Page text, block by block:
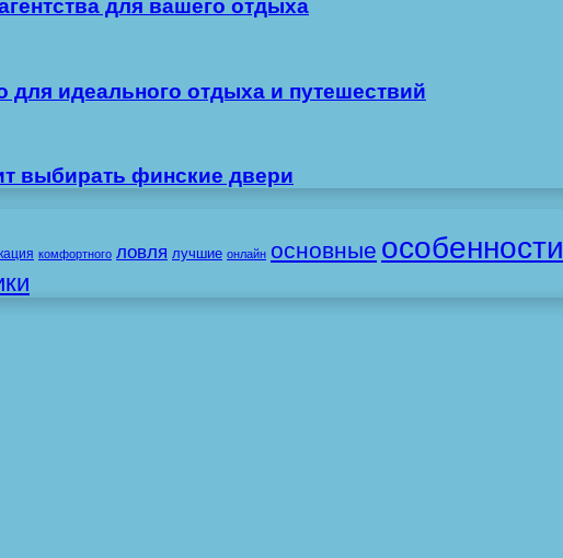
для вашего отдыха
для идеального отдыха и путешествий
выбирать финские двери
комфортного ловля лучшие онлайн основные особенности